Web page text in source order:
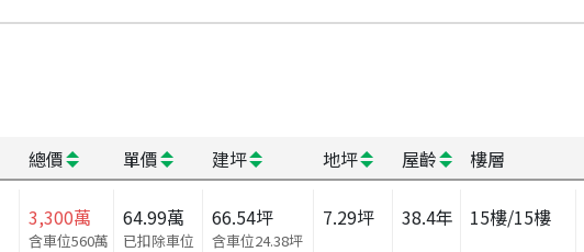
總價 單價 建坪 地坪 屋齡 樓層
3,300萬
含車位560萬
64.99萬
已扣除車位
66.54坪
含車位24.38坪
7.29坪 38.4年 15樓/15樓